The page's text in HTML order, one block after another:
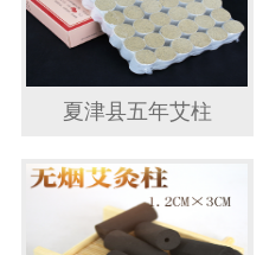
夏津县五年艾柱